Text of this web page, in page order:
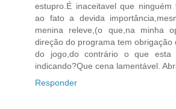
estupro.É inaceitavel que
ao fato a devida
menina releve,(o que,na minha
direção do programa tem obrigação
do jogo,do contrário o que esta
indicando?Que cena lamentável.
Responder